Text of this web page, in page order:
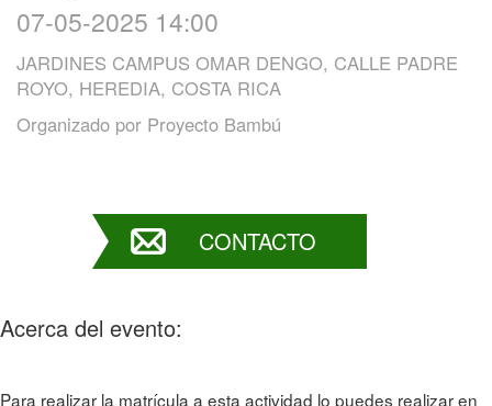
07-05-2025 14:00
JARDINES CAMPUS OMAR DENGO, CALLE PADRE
ROYO, HEREDIA, COSTA RICA
Organizado por Proyecto Bambú
CONTACTO
Acerca del evento:
Para realizar la matrícula a esta actividad lo puedes realizar en